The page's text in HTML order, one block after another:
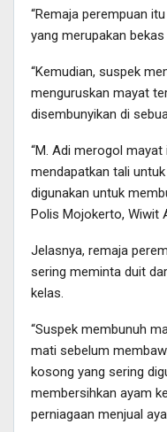
“Remaja perempuan
yang merupakan bekas
“Kemudian, suspek
menguruskan mayat
disembunyikan di
“M. Adi merogol
mendapatkan tali
digunakan untuk
Polis Mojokerto, Wiwit
Jelasnya, remaja
sering meminta duit
kelas.
“Suspek membunuh
mati sebelum
kosong yang sering
membersihkan ayam
perniagaan menjual